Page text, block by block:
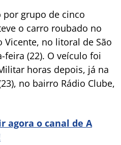
grupo de cinco
o carro roubado no
Vicente, no litoral de São
feira (22). O veículo foi
horas depois, já na
no bairro Rádio Clube,
agora o canal de A